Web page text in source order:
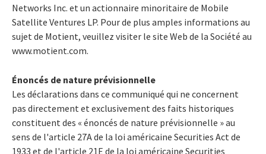
Networks Inc. et un actionnaire minoritaire de Mobile
Satellite Ventures LP. Pour de plus amples informations au
sujet de Motient, veuillez visiter le site Web de la Société au
www.motient.com.
Énoncés de nature prévisionnelle
Les déclarations dans ce communiqué qui ne concernent
pas directement et exclusivement des faits historiques
constituent des « énoncés de nature prévisionnelle » au
sens de l'article 27A de la loi américaine Securities Act de
1933 et de l'article 21E de la loi américaine Securities